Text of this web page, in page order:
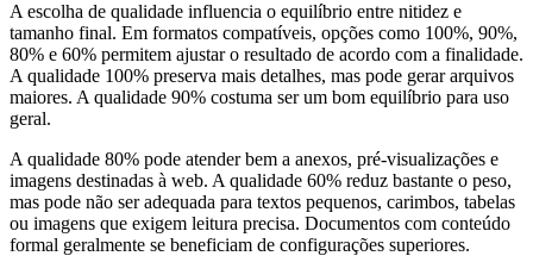
A escolha de qualidade influencia o equilíbrio entre nitidez e
tamanho final. Em formatos compatíveis, opções como 100%, 90%,
80% e 60% permitem ajustar o resultado de acordo com a finalidade.
A qualidade 100% preserva mais detalhes, mas pode gerar arquivos
maiores. A qualidade 90% costuma ser um bom equilíbrio para uso
geral.
A qualidade 80% pode atender bem a anexos, pré-visualizações e
imagens destinadas à web. A qualidade 60% reduz bastante o peso,
mas pode não ser adequada para textos pequenos, carimbos, tabelas
ou imagens que exigem leitura precisa. Documentos com conteúdo
formal geralmente se beneficiam de configurações superiores.